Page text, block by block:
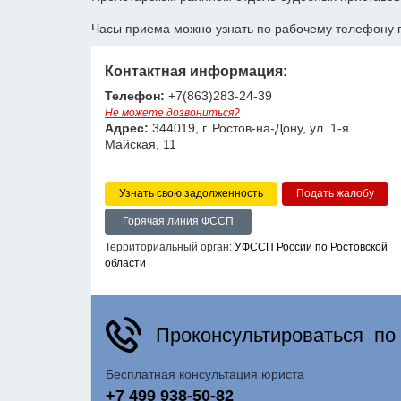
Часы приема можно узнать по рабочему телефону
Контактная информация:
Телефон: +7(863)283-24-39
Не можете дозвониться?
Адрес: 344019, г. Ростов-на-Дону, ул. 1-я
Майская, 11
Узнать свою задолженность
Горячая линия ФССП
Территориальный орган: УФССП России по Ростовской
области